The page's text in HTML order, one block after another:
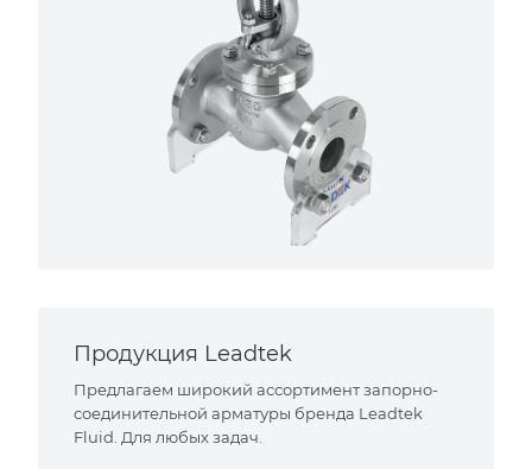
Продукция Leadtek
Предлагаем широкий ассортимент запорно-
соединительной арматуры бренда Leadtek
Fluid. Для любых задач.